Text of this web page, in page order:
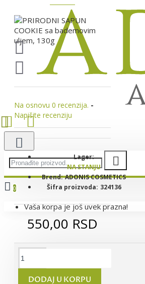
0
Vaša korpa je još uvek prazna!
Na osnovu 0 recenzija. -
Napišite recenziju
550,00 RSD
Lager:
NA STANJU
Brend: ADONIS COSMETICS
Šifra proizvoda: 324136
DODAJ U KORPU